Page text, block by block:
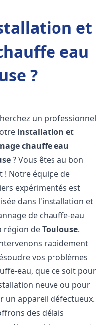
et
eau
?
un professionnel
installation et
chauffe eau
? Vous êtes au bon
! Notre équipe de
expérimentés est
dans l'installation et
de chauffe-eau
région deToulouse.
rapidement
vos problèmes
eau, que ce soit pour
neuve ou pour
un appareil défectueux.
des délais